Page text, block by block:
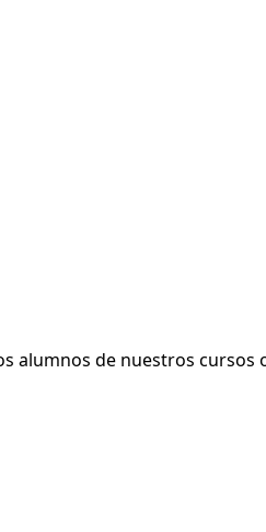
alumnos de nuestros cursos